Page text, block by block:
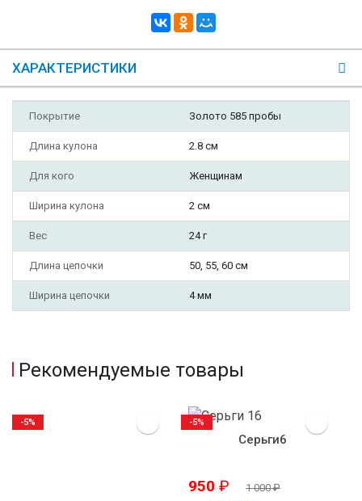
ХАРАКТЕРИСТИКИ
Покрытие Золото 585 пробы
Длина кулона 2.8 см
Для кого Женщинам
Ширина кулона 2 см
Вес 24 г
Длина цепочки 50, 55, 60 см
Ширина цепочки 4 мм
Рекомендуемые товары
-5%
Серьги6
950 ₽ 1 000₽
-5%